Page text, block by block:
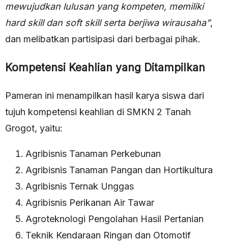
mewujudkan lulusan yang kompeten, memiliki
hard skill dan soft skill serta berjiwa wirausaha”,
dan melibatkan partisipasi dari berbagai pihak.
Kompetensi Keahlian yang Ditampilkan
Pameran ini menampilkan hasil karya siswa dari
tujuh kompetensi keahlian di SMKN 2 Tanah
Grogot, yaitu:
Agribisnis Tanaman Perkebunan
Agribisnis Tanaman Pangan dan Hortikultura
Agribisnis Ternak Unggas
Agribisnis Perikanan Air Tawar
Agroteknologi Pengolahan Hasil Pertanian
Teknik Kendaraan Ringan dan Otomotif